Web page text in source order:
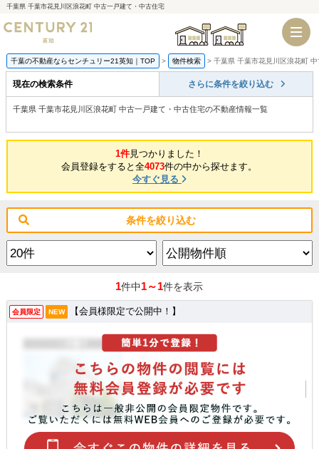
千葉県 千葉市花見川区浪花町 中古一戸建て・中古住宅
千葉店 船橋店
千葉の不動産ならセンチュリー21英知｜TOP 物件検索 千葉県 千葉市花見川区浪花町
現在の検索条件 さらに条件を絞り込む
千葉県 千葉市花見川区浪花町 中古一戸建て・中古住宅の不動産情報一覧
1件見つかりました！
会員登録をすると全4073件の中から探せます。
今すぐ見る
条件を絞り込む
1件中1～1件を表示
会員限定 NEW 【会員様限定で公開中！】